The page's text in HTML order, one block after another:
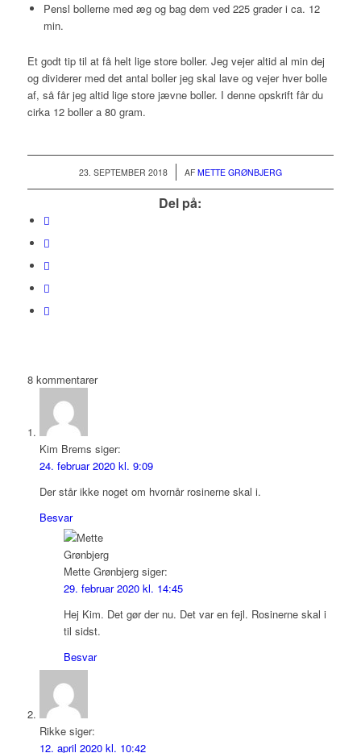
Pensl bollerne med æg og bag dem ved 225 grader i ca. 12
min.
Et godt tip til at få helt lige store boller. Jeg vejer altid al min dej
og dividerer med det antal boller jeg skal lave og vejer hver bolle
af, så får jeg altid lige store jævne boller. I denne opskrift får du
cirka 12 boller a 80 gram.
23. SEPTEMBER 2018
/ AF METTE GRØNBJERG
Del på:
8 kommentarer
Kim Brems siger:
24. februar 2020 kl. 9:09
Der står ikke noget om hvornår rosinerne skal i.
Besvar
Mette Grønbjerg siger:
29. februar 2020 kl. 14:45
Hej Kim. Det gør der nu. Det var en fejl. Rosinerne skal i
til sidst.
Besvar
Rikke siger:
12. april 2020 kl. 10:42